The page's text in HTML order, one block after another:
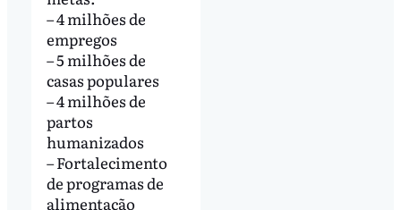
– 4 milhões de
empregos
– 5 milhões de
casas populares
– 4 milhões de
partos
humanizados
– Fortalecimento
de programas de
alimentação